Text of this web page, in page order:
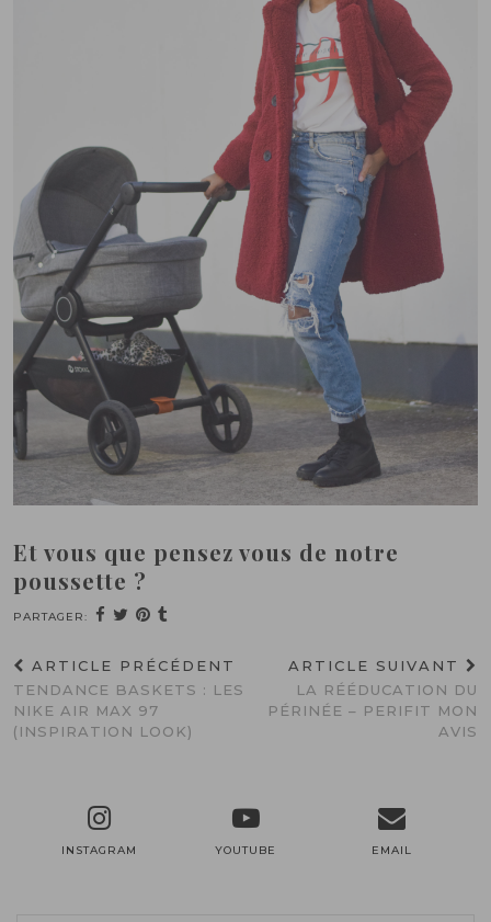
Et vous que pensez vous de notre
poussette ?
PARTAGER:
ARTICLE PRÉCÉDENT
TENDANCE BASKETS : LES
NIKE AIR MAX 97
(INSPIRATION LOOK)
ARTICLE SUIVANT
LA RÉÉDUCATION DU
PÉRINÉE – PERIFIT MON
AVIS
INSTAGRAM YOUTUBE EMAIL